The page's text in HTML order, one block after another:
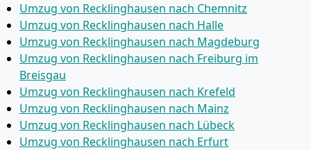
Umzug von Recklinghausen nach Chemnitz
Umzug von Recklinghausen nach Halle
Umzug von Recklinghausen nach Magdeburg
Umzug von Recklinghausen nach Freiburg im
Breisgau
Umzug von Recklinghausen nach Krefeld
Umzug von Recklinghausen nach Mainz
Umzug von Recklinghausen nach Lübeck
Umzug von Recklinghausen nach Erfurt